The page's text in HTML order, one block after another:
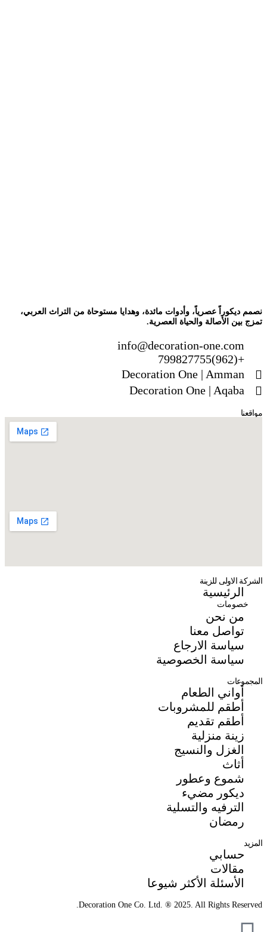
نصمم ديكوراً عصرياً، وأدوات مائدة، وهدايا مستوحاة من التراث العربي،
تمزج بين الأصالة والحياة العصرية.
info@decoration-one.com
+(962)799827755
Decoration One | Amman
Decoration One | Aqaba
مواقعنا
الشركة الاولى للزينة
الرئيسية
خصومات
من نحن
تواصل معنا
سياسة الارجاع
سياسة الخصوصية
المجموعات
أواني الطعام
أطقم للمشروبات
أطقم تقديم
زينة منزلية
الغزل والنسيج
أثاث
شموع وعطور
ديكور مضيء
الترفيه والتسلية
رمضان
المزيد
حسابي
مقالات
الأسئلة الأكثر شيوعا
Decoration One Co. Ltd. ® 2025. All Rights Reserved.